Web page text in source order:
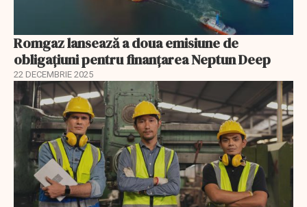
Romgaz lansează a doua emisiune de
obligațiuni pentru finanțarea Neptun Deep
22 DECEMBRIE 2025